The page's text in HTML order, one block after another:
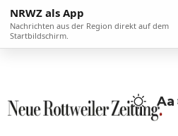
NRWZ als App
Nachrichten aus der Region direkt auf dem
Startbildschirm.
Aa